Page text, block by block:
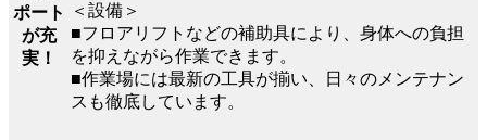
ポート
が充
実！
＜設備＞
■フロアリフトなどの補助具により、身体への負担
を抑えながら作業できます。
■作業場には最新の工具が揃い、日々のメンテナン
スも徹底しています。